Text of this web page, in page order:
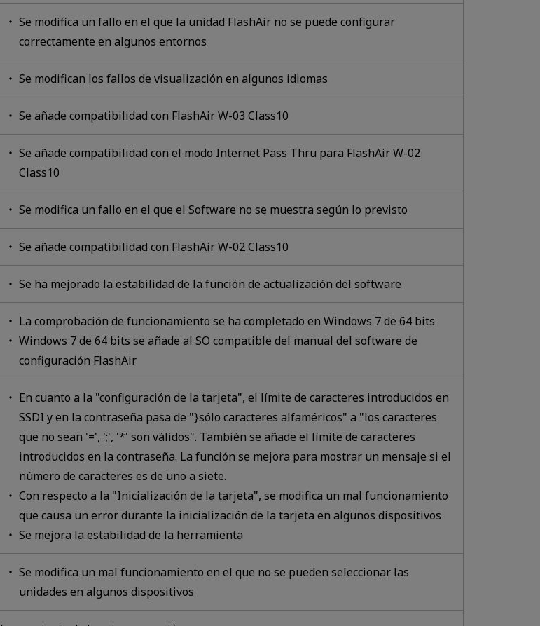
Se modifica un fallo en el que la unidad FlashAir no se puede configurar
correctamente en algunos entornos
Se modifican los fallos de visualización en algunos idiomas
Se añade compatibilidad con FlashAir W-03 Class10
Se añade compatibilidad con el modo Internet Pass Thru para FlashAir W-02
Class10
Se modifica un fallo en el que el Software no se muestra según lo previsto
Se añade compatibilidad con FlashAir W-02 Class10
Se ha mejorado la estabilidad de la función de actualización del software
La comprobación de funcionamiento se ha completado en Windows 7 de 64 bits
Windows 7 de 64 bits se añade al SO compatible del manual del software de
configuración FlashAir
En cuanto a la "configuración de la tarjeta", el límite de caracteres introducidos en
SSDI y en la contraseña pasa de "}sólo caracteres alfaméricos" a "los caracteres
que no sean '=', ';', '*' son válidos". También se añade el límite de caracteres
introducidos en la contraseña. La función se mejora para mostrar un mensaje si el
número de caracteres es de uno a siete.
Con respecto a la "Inicialización de la tarjeta", se modifica un mal funcionamiento
que causa un error durante la inicialización de la tarjeta en algunos dispositivos
Se mejora la estabilidad de la herramienta
Se modifica un mal funcionamiento en el que no se pueden seleccionar las
unidades en algunos dispositivos